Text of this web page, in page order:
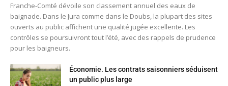
Franche-Comté dévoile son classement annuel des eaux de
baignade. Dans le Jura comme dans le Doubs, la plupart des sites
ouverts au public affichent une qualité jugée excellente. Les
contrôles se poursuivront tout l’été, avec des rappels de prudence
pour les baigneurs.
Économie. Les contrats saisonniers séduisent
un public plus large